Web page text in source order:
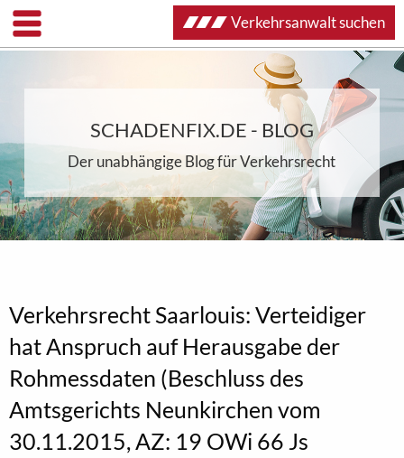
SCHADENFIX.DE - BLOG
Der unabhängige Blog für Verkehrsrecht
Verkehrsrecht Saarlouis: Verteidiger
hat Anspruch auf Herausgabe der
Rohmessdaten (Beschluss des
Amtsgerichts Neunkirchen vom
30.11.2015, AZ: 19 OWi 66 Js
Verkehrsanwalt suchen